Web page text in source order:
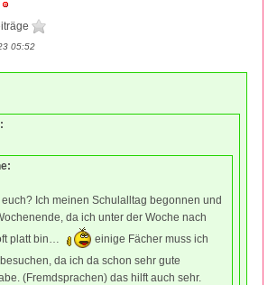
05:52
Ich meinen Schulalltag begonnen und
da ich unter der Woche nach
platt bin…
einige Fächer muss ich
da ich da schon sehr gute
(Fremdsprachen) das hilft auch sehr.